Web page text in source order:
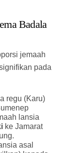
lansia
asal
kepada
kloter
kloter-kloter
rasa
Sistem
muda
asal Pragaan